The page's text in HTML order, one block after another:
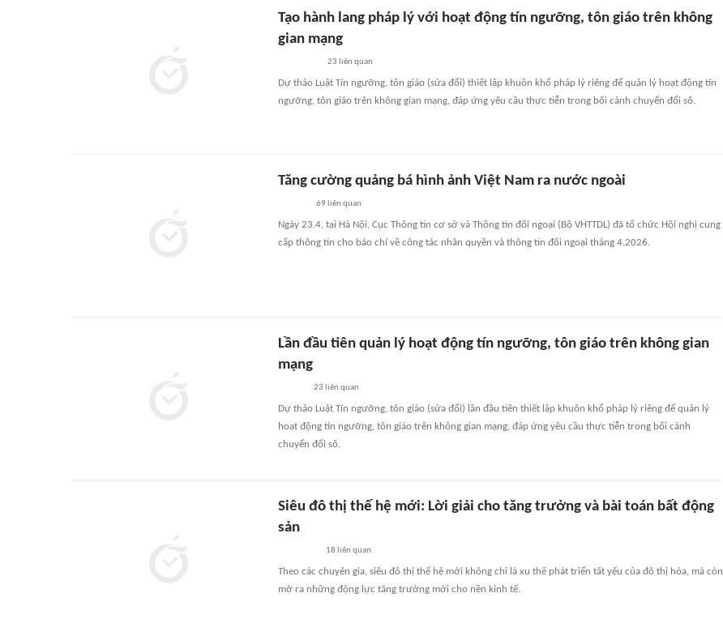
Tạo hành lang pháp lý với hoạt động tín ngưỡng, tôn giáo trên không
gian mạng
23 liên quan
Dự thảo Luật Tín ngưỡng, tôn giáo (sửa đổi) thiết lập khuôn khổ pháp lý riêng để quản lý hoạt động tín
ngưỡng, tôn giáo trên không gian mạng, đáp ứng yêu cầu thực tiễn trong bối cảnh chuyển đổi số.
Tăng cường quảng bá hình ảnh Việt Nam ra nước ngoài
69 liên quan
Ngày 23.4, tại Hà Nội, Cục Thông tin cơ sở và Thông tin đối ngoại (Bộ VHTTDL) đã tổ chức Hội nghị cung
cấp thông tin cho báo chí về công tác nhân quyền và thông tin đối ngoại tháng 4.2026.
Lần đầu tiên quản lý hoạt động tín ngưỡng, tôn giáo trên không gian
mạng
23 liên quan
Dự thảo Luật Tín ngưỡng, tôn giáo (sửa đổi) lần đầu tiên thiết lập khuôn khổ pháp lý riêng để quản lý
hoạt động tín ngưỡng, tôn giáo trên không gian mạng, đáp ứng yêu cầu thực tiễn trong bối cảnh
chuyển đổi số.
Siêu đô thị thế hệ mới: Lời giải cho tăng trưởng và bài toán bất động
sản
18 liên quan
Theo các chuyên gia, siêu đô thị thế hệ mới không chỉ là xu thế phát triển tất yếu của đô thị hóa, mà còn
mở ra những động lực tăng trưởng mới cho nền kinh tế.